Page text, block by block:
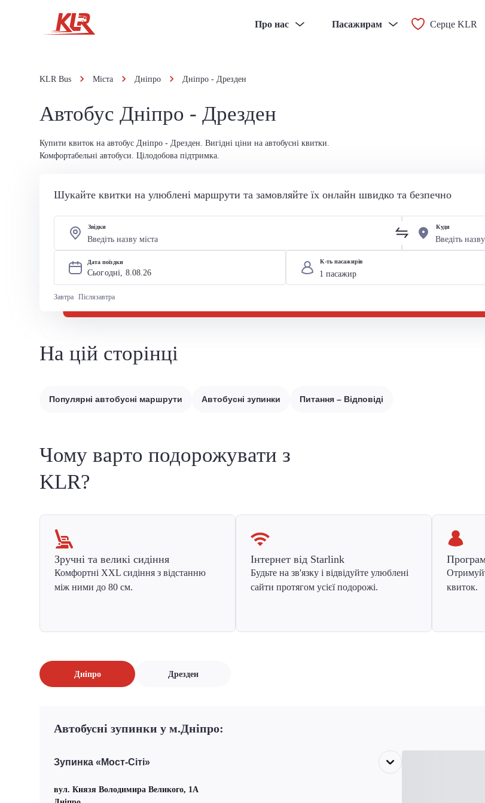
Про нас Пасажирам Серце KLR
KLR Bus Міста Дніпро Дніпро - Дрезден
Автобус Дніпро - Дрезден
Купити квиток на автобус Дніпро - Дрезден. Вигідні ціни на автобусні квитки.
Комфортабельні автобуси. Цілодобова підтримка.
Шукайте квитки на улюблені маршрути та замовляйте їх онлайн швидко та безпечно
Звідки Куди
Дата поїздки
Сьогодні, 8.08.26
Завтра Післязавтра
К-ть пасажирів
На цій сторінці
Популярні автобусні маршрути Автобусні зупинки Питання – Відповіді
Чому варто подорожувати з
KLR?
Зручні та великі сидіння
Комфортні XXL сидіння з відстанню
між ними до 80 см.
Інтернет від Starlink
Будьте на зв'язку і відвідуйте улюблені
сайти протягом усієї подорожі.
квиток.
Дніпро Дрезден
Автобусні зупинки у м.Дніпро:
Зупинка «Мост-Сіті»
вул. Князя Володимира Великого, 1А